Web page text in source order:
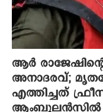
ആര്‍
അനാദരവ്;
എത്തിച്ചത്
ആംബുലന്‍സില്‍